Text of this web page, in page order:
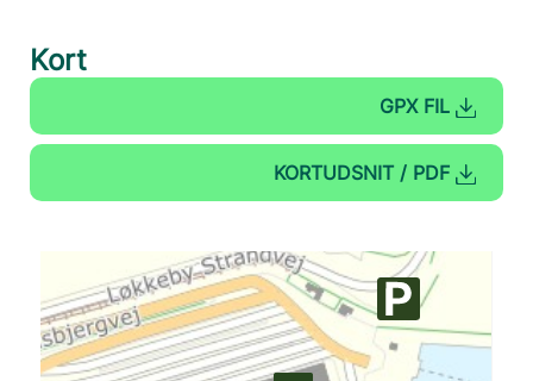
Kort
GPX FIL
KORTUDSNIT / PDF